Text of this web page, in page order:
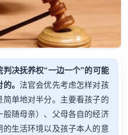
判决抚养权“一边一个”的可能
。 法官会优先考虑怎样对孩
单地对半分。主要看孩子的
般随母亲）、父母各自的经济
生活环境以及孩子本人的意